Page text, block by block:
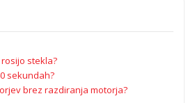
stekla?
sekundah?
brez razdiranja motorja?